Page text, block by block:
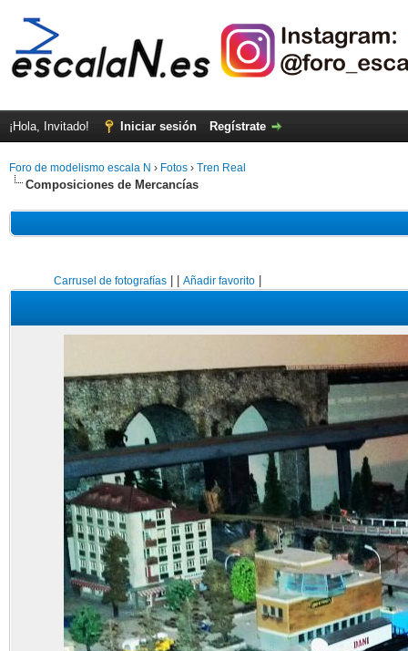
¡Hola, Invitado! Iniciar sesión Regístrate
Foro de modelismo escala N › Fotos › Tren Real
Composiciones de Mercancías
Carrusel de fotografías| | Añadir favorito|